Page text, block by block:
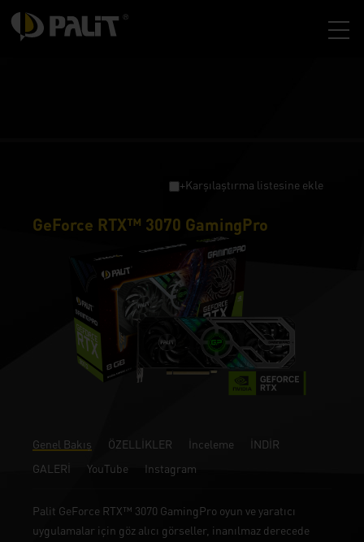
+Karşılaştırma listesine ekle
GeForce RTX™ 3070 GamingPro
Genel Bakış ÖZELLİKLER İnceleme
İNDİR
GALERİ
YouTube Instagram
Palit GeForce RTX™ 3070 GamingPro oyun ve yaratıcı
uygulamalar için göz alıcı görseller, inanılmaz derecede